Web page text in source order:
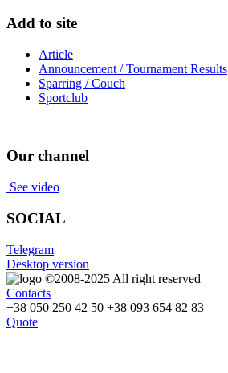
Add to site
Article
Announcement / Tournament Results
Sparring / Couch
Sportclub
Our channel
See video
SOCIAL
Telegram
Desktop version
©2008-2025 All right reserved
Contacts
+38 050 250 42 50 +38 093 654 82 83
Quote